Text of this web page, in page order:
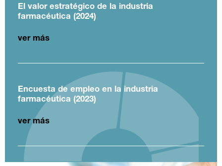
El valor estratégico de la industria
farmacéutica (2024)
ver más
Encuesta de empleo en la industria
farmacéutica (2023)
ver más